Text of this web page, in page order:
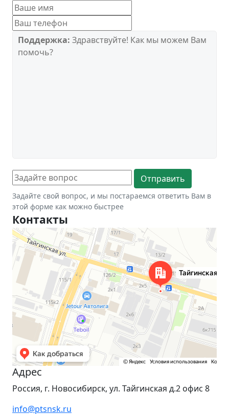
Поддержка: Здравствуйте! Как мы можем Вам
помочь?
Задайте свой вопрос, и мы постараемся ответить Вам в
этой форме как можно быстрее
Контакты
Новосибирск
Тайгинская улица, 2 на карте Новосибирска — Яндекс Карты
Адрес
Россия, г. Новосибирск, ул. Тайгинская д.2 офис 8
info@ptsnsk.ru